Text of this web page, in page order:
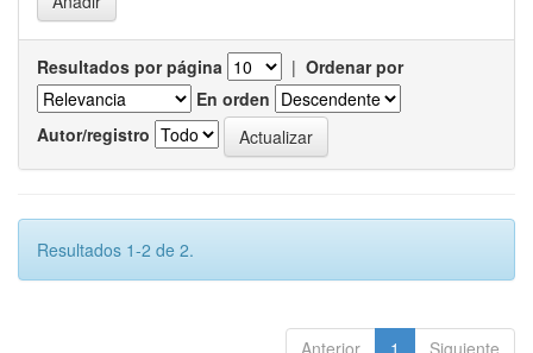
Resultados por página | Ordenar por
En orden
Autor/registro
Resultados 1-2 de 2.
Anterior 1 Siguiente